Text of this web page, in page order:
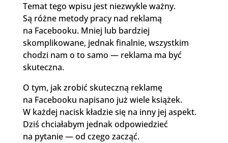
Temat tego wpisu jest niezwykle ważny.
Są różne metody pracy nad reklamą
na Facebooku. Mniej lub bardziej
skomplikowane, jednak finalnie, wszystkim
chodzi nam o to samo — reklama ma być
skuteczna.
O tym, jak zrobić skuteczną reklamę
na Facebooku napisano już wiele książek.
W każdej nacisk kładzie się na inny jej aspekt.
Dziś chciałabym jednak odpowiedzieć
na pytanie — od czego zacząć.